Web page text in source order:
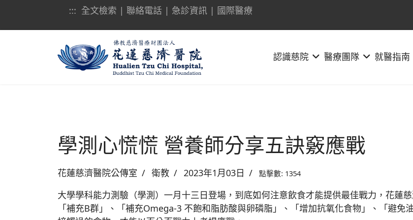
::: 全文檢索 | 聯絡電話| 急診資訊| 國際醫療
認識慈院 醫療團隊 就醫指南
學測心慌慌 營養師分享五訣竅應戰
花蓮慈濟醫院公傳室 衛教 2023年1月03日 點擊數: 1354
大學學科能力測驗（學測）一月十三日登場，到底如何注意飲食才能提供最佳戰力，花蓮
「補充B群」、「補充Omega-3 不飽和脂肪酸與卵磷脂」、「增加抗氧化食物」、「避